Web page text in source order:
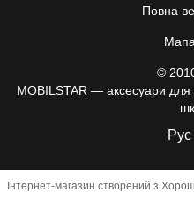
Повна
©
MOBILSTAR — аксесуари для
Рус
Інтернет-магазин створений з